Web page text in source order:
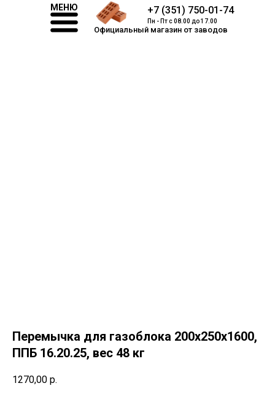
Официальный магазин от заводов
МЕНЮ +7 (351) 750-01-74
Пн - Пт с 08.00 до 17.00
Перемычка для газоблока 200х250х1600,
ППБ 16.20.25, вес 48 кг
1270,00 р.